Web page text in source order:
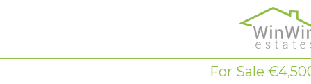
For Sale